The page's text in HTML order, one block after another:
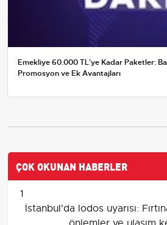
Emekliye 60.000 TL'ye Kadar Paketler:
Promosyon ve Ek Avantajları
ÇOK OKUNAN HABERLER
1
İstanbul'da lodos uyarısı: